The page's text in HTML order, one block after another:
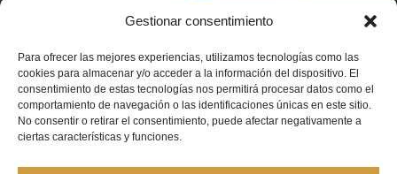
Gestionar consentimiento
Para ofrecer las mejores experiencias, utilizamos tecnologías como las
cookies para almacenar y/o acceder a la información del dispositivo. El
consentimiento de estas tecnologías nos permitirá procesar datos como el
comportamiento de navegación o las identificaciones únicas en este sitio.
No consentir o retirar el consentimiento, puede afectar negativamente a
ciertas características y funciones.
info@perfumesdeoriente.es